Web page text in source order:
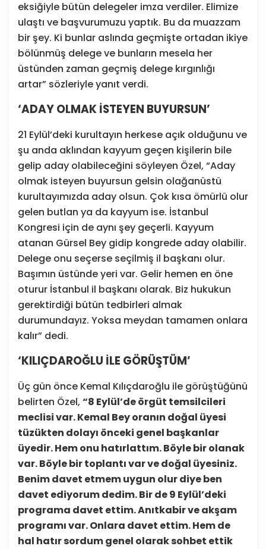
eksiğiyle bütün delegeler imza verdiler. Elimize
ulaştı ve başvurumuzu yaptık. Bu da muazzam
bir şey. Ki bunlar aslında geçmişte ortadan ikiye
bölünmüş delege ve bunların mesela her
üstünden zaman geçmiş delege kırgınlığı
artar” sözleriyle yanıt verdi.
‘ADAY OLMAK İSTEYEN BUYURSUN’
21 Eylül’deki kurultayın herkese açık olduğunu ve
şu anda aklından kayyum geçen kişilerin bile
gelip aday olabileceğini söyleyen Özel, “Aday
olmak isteyen buyursun gelsin olağanüstü
kurultayımızda aday olsun. Çok kısa ömürlü olur
gelen butlan ya da kayyum ise. İstanbul
Kongresi için de aynı şey geçerli. Kayyum
atanan Gürsel Bey gidip kongrede aday olabilir.
Delege onu seçerse seçilmiş il başkanı olur.
Başımın üstünde yeri var. Gelir hemen en öne
oturur İstanbul il başkanı olarak. Biz hukukun
gerektirdiği bütün tedbirleri almak
durumundayız. Yoksa meydan tamamen onlara
kalır” dedi.
‘KILIÇDAROĞLU İLE GÖRÜŞTÜM’
Üç gün önce Kemal Kılıçdaroğlu ile görüştüğünü
belirten Özel, “8 Eylül’de örgüt temsilcileri
meclisi var. Kemal Bey oranın doğal üyesi
tüzükten dolayı önceki genel başkanlar
üyedir. Hem onu hatırlattım. Böyle bir olanak
var. Böyle bir toplantı var ve doğal üyesiniz.
Benim davet etmem uygun olur diye ben
davet ediyorum dedim. Bir de 9 Eylül’deki
programa davet ettim. Anıtkabir ve akşam
programı var. Onlara davet ettim. Hem de
hal hatır sordum genel olarak sohbet ettik